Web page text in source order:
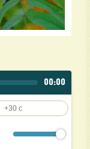
00:00
+30 c